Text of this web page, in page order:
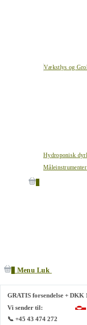
Vækstlys og
Hydroponisk
Menu Luk
GRATIS forsendelse + DKK
Vi sender til:
📞 +45 43 474 272